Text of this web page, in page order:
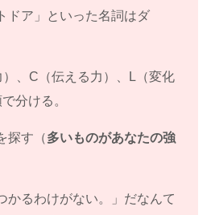
ドア」といった名詞はダ
、C（伝える力）、L（変化
分ける。
探す（多いものがあなたの強
るわけがない。」だなんて